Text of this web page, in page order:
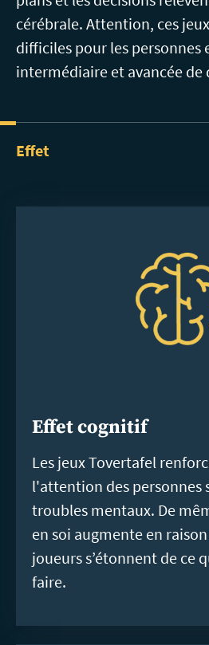
cérébrale. Attention, ces
difficiles pour les personnes
intermédiaire et avancée de
Effet
Effet cognitif
Les jeux Tovertafel
l'attention des personnes
troubles mentaux. De
en soi augmente en
joueurs s’étonnent de ce
faire.